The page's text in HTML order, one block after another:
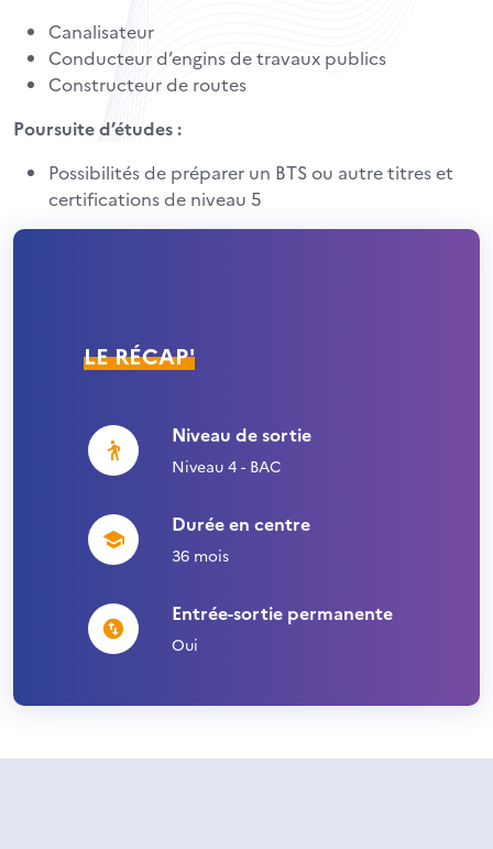
Canalisateur
Conducteur d’engins de travaux publics
Constructeur de routes
Poursuite d’études :
Possibilités de préparer un BTS ou autre titres et
certifications de niveau 5
LE RÉCAP'
Niveau de sortie
Niveau 4 - BAC
Durée en centre
36 mois
Entrée-sortie permanente
Oui